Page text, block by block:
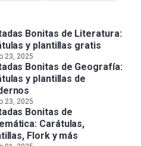
Bonitas de Literatura:
y plantillas gratis
23, 2025
Bonitas de Geografía:
y plantillas de
23, 2025
Bonitas de
Carátulas,
Flork y más